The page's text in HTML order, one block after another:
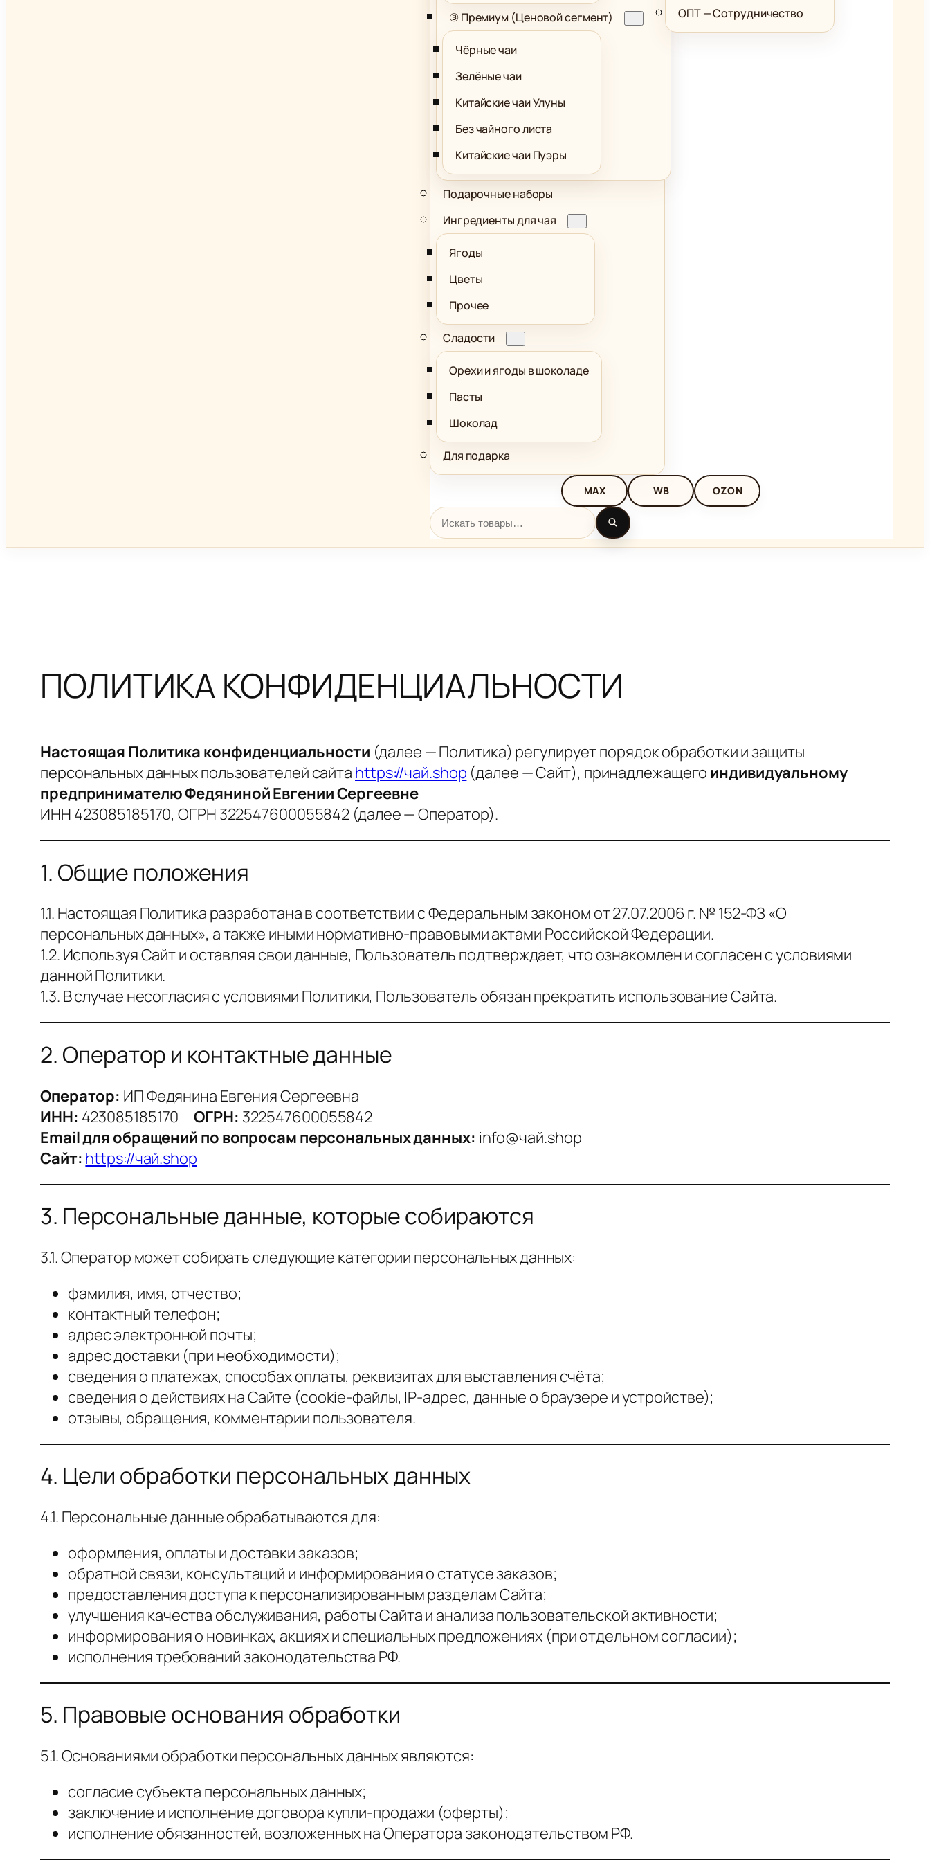
③ Премиум (Ценовой сегмент)
Чёрные чаи
Зелёные чаи
Китайские чаи Улуны
Без чайного листа
Китайские чаи Пуэры
Подарочные наборы
Ингредиенты для чая
Ягоды
Цветы
Прочее
Сладости
Орехи и ягоды в шоколаде
Пасты
Шоколад
Для подарка
ОПТ — Сотрудничество
MAX WB OZON
Поиск
ПОЛИТИКА КОНФИДЕНЦИАЛЬНОСТИ
Настоящая Политика конфиденциальности (далее — Политика) регулирует порядок обработки и защиты
персональных данных пользователей сайта https://чай.shop (далее — Сайт), принадлежащего индивидуальному
предпринимателю Федяниной Евгении Сергеевне
ИНН 423085185170, ОГРН 322547600055842 (далее — Оператор).
1. Общие положения
1.1. Настоящая Политика разработана в соответствии с Федеральным законом от 27.07.2006 г. № 152-ФЗ «О
персональных данных», а также иными нормативно-правовыми актами Российской Федерации.
1.2. Используя Сайт и оставляя свои данные, Пользователь подтверждает, что ознакомлен и согласен с условиями
данной Политики.
1.3. В случае несогласия с условиями Политики, Пользователь обязан прекратить использование Сайта.
2. Оператор и контактные данные
Оператор: ИП Федянина Евгения Сергеевна
ИНН: 423085185170ОГРН: 322547600055842
Email для обращений по вопросам персональных данных: info@чай.shop
Сайт: https://чай.shop
3. Персональные данные, которые собираются
3.1. Оператор может собирать следующие категории персональных данных:
фамилия, имя, отчество;
контактный телефон;
адрес электронной почты;
адрес доставки (при необходимости);
сведения о платежах, способах оплаты, реквизитах для выставления счёта;
сведения о действиях на Сайте (cookie-файлы, IP-адрес, данные о браузере и устройстве);
отзывы, обращения, комментарии пользователя.
4. Цели обработки персональных данных
4.1. Персональные данные обрабатываются для:
оформления, оплаты и доставки заказов;
обратной связи, консультаций и информирования о статусе заказов;
предоставления доступа к персонализированным разделам Сайта;
улучшения качества обслуживания, работы Сайта и анализа пользовательской активности;
информирования о новинках, акциях и специальных предложениях (при отдельном согласии);
исполнения требований законодательства РФ.
5. Правовые основания обработки
5.1. Основаниями обработки персональных данных являются:
согласие субъекта персональных данных;
заключение и исполнение договора купли-продажи (оферты);
исполнение обязанностей, возложенных на Оператора законодательством РФ.